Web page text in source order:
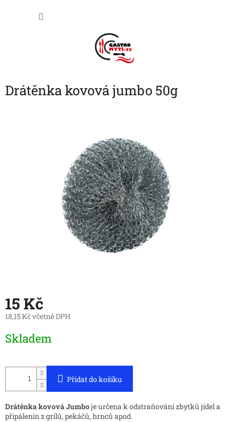
Drátěnka kovová jumbo 50g
15 Kč
18,15 Kč včetně DPH
cena:
Skladem
Přidat do košíku
Drátěnka kovováJumboje určena k odstraňování zbytků jídel a
připálenin z grilů, pekáčů, hrnců apod.